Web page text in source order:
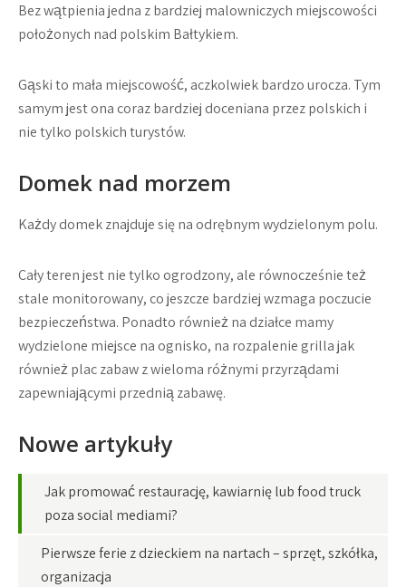
Bez wątpienia jedna z bardziej malowniczych miejscowości
położonych nad polskim Bałtykiem.
Gąski to mała miejscowość, aczkolwiek bardzo urocza. Tym
samym jest ona coraz bardziej doceniana przez polskich i
nie tylko polskich turystów.
Domek nad morzem
Każdy domek znajduje się na odrębnym wydzielonym polu.
Cały teren jest nie tylko ogrodzony, ale równocześnie też
stale monitorowany, co jeszcze bardziej wzmaga poczucie
bezpieczeństwa. Ponadto również na działce mamy
wydzielone miejsce na ognisko, na rozpalenie grilla jak
również plac zabaw z wieloma różnymi przyrządami
zapewniającymi przednią zabawę.
Nowe artykuły
Jak promować restaurację, kawiarnię lub food truck
poza social mediami?
Pierwsze ferie z dzieckiem na nartach – sprzęt, szkółka,
organizacja